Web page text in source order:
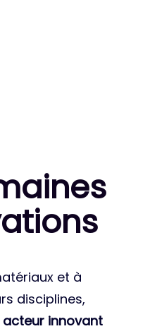
s
et à
disciplines,
acteur innovant